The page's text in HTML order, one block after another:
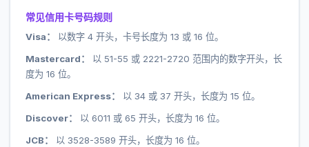
常见信用卡号码规则
Visa：
以数字 4 开头，卡号长度为 13 或 16 位。
Mastercard：
以 51-55 或 2221-2720 范围内的数字开头，长
度为 16 位。
American Express：
以 34 或 37 开头，长度为 15 位。
Discover：
以 6011 或 65 开头，长度为 16 位。
JCB：
以 3528-3589 开头，长度为 16 位。